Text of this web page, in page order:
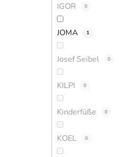
IGOR 0
JOMA 1
Josef Seibel 0
KILPI 0
Kinderfüße 0
KOEL 0